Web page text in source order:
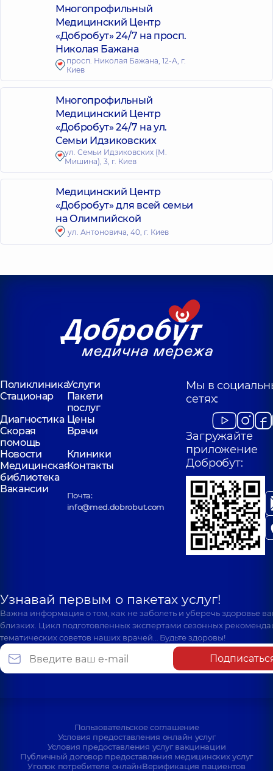
Многопрофильный
Медицинский Центр
«Добробут» 24/7 на просп.
Николая Бажана
просп. Николая Бажана, 12-А, г.
Киев
Многопрофильный
Медицинский Центр
«Добробут» 24/7 на ул.
Семьи Идзиковских
ул. Семьи Идзиковских (М.
Мишина), 3, г. Киев
Медицинский Центр
«Добробут» для всей семьи
на Олимпийской
ул. Антоновича, 40, г. Киев
ПоликлиникаУслуги
Стационар
Пакети
послуг
Диагностика Цены
Скорая
помощь
Врачи
Новости
Клиники
Медицинская
библиотека
Контакты
Вакансии
Почта:
info@med.dobrobut.com
Мы в
сетях:
Загружайте
приложение
Добробут:
Узнавай первым о пакетах услуг!
Важна информация о том, как не заболеть и уберечь здоровье
близких. Цикл подготовленных экспертами сезонных
тематических советов наших врачей… Будьте здоровы!
Пользовательское соглашение
Условия предоставления онлайн услуг
Условия предоставления услуг вакцинации
Публичный договор предоставления медицинских услуг
Уголок потребителя онлайнВерификация пациентов